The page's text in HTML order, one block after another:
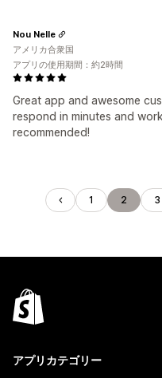
Great app and awesome
respond in minutes and
recommended!
Nou Nelle
アメリカ合衆国
アプリの使用期間：約2時間
1 2 3
アプリカテゴリー